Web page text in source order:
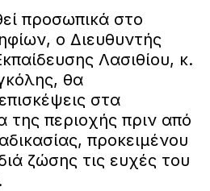
προσωπικά στο
ο Διευθυντής
Λασιθίου, κ.
θα
στα
της περιοχής πριν από
προκειμένου
ζώσης τις ευχές του